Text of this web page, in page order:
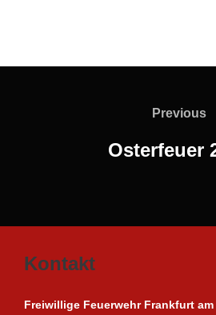
Previous
Osterfeuer
Kontakt
Freiwillige Feuerwehr Frankfurt